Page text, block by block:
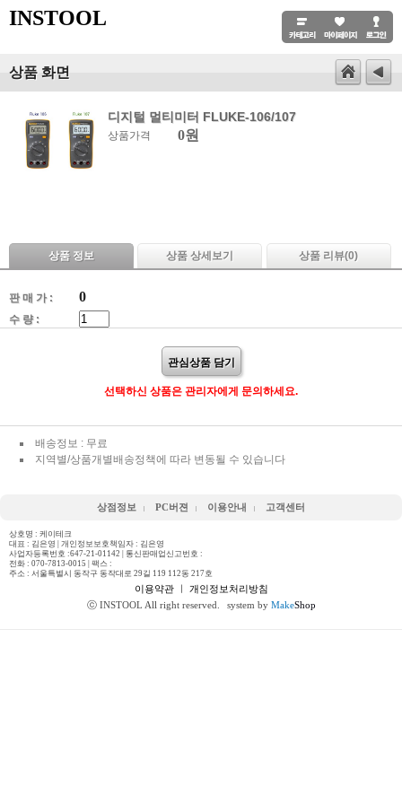
INSTOOL
상품 화면
디지털 멀티미터 FLUKE-106/107
상품가격 0원
상품 정보 상품 상세보기 상품 리뷰(0)
판 매 가 : 0
수 량 :
관심상품 담기
선택하신 상품은 관리자에게 문의하세요.
배송정보 : 무료
지역별/상품개별배송정책에 따라 변동될 수 있습니다
상점정보 PC버젼 이용안내 고객센터
상호명 : 케이테크
대표 : 김은영 | 개인정보보호책임자 : 김은영
사업자등록번호 :647-21-01142 | 통신판매업신고번호 :
전화 : 070-7813-0015 | 팩스 :
주소 : 서울특별시 동작구 동작대로 29길 119 112동 217호
이용약관ㅣ 개인정보처리방침
ⓒ INSTOOL All right reserved.
system by MakeShop